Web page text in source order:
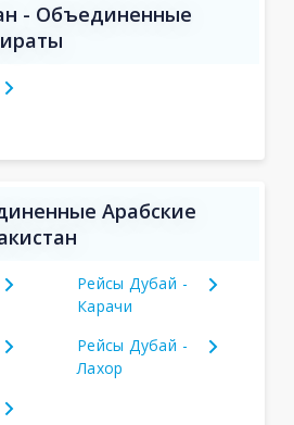
- Объединенные
Арабские
Рейсы Дубай -
Карачи
Рейсы Дубай -
Лахор